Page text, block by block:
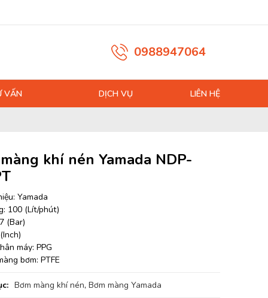
0988947064
VẤN DỊCH VỤ LIÊN HỆ
khí nén Yamada NDP-
Yamada
100 (Lít/phút)
(Bar)
máy: PPG
bơm: PTFE
Bơm màng khí nén, Bơm màng Yamada